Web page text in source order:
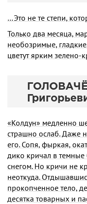
…Это не те степи,
Только два месяца,
необозримые,
цветут ярким
«Колдун» медленно
страшно ослаб. Даже
его. Сопя, фыркая,
дико кричал в
снегом. Но кричи не
неоткуда.
прокопченное тело,
десятка товарных и